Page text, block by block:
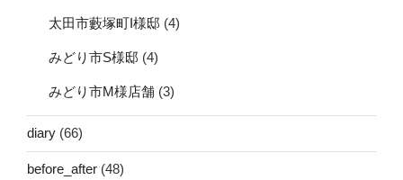
太田市藪塚町I様邸 (4)
みどり市S様邸 (4)
みどり市M様店舗 (3)
diary (66)
before_after (48)